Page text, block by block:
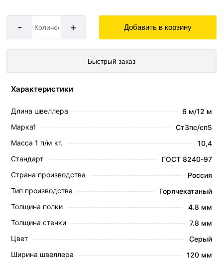
- + Добавить в корзину
Быстрый заказ
Характеристики
Длина швеллера
6 м/12 м
Марка1
Ст3пс/сп5
Масса 1 п/м кг.
10,4
Стандарт
ГОСТ 8240-97
Страна производства
Россия
Тип производства
Горячекатаный
Толщина полки
4.8 мм
Толщина стенки
7.8 мм
Цвет
Серый
Ширина швеллера
120 мм